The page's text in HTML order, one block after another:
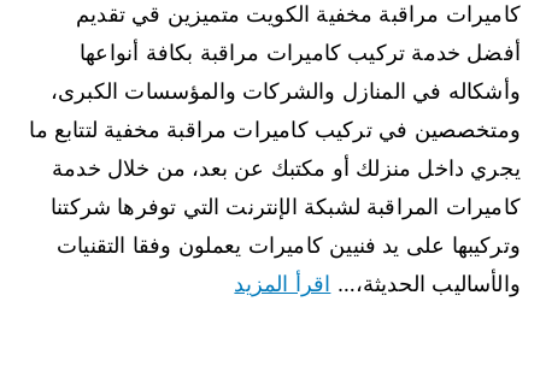
كاميرات مراقبة مخفية الكويت متميزين قي تقديم
أفضل خدمة تركيب كاميرات مراقبة بكافة أنواعها
وأشكاله في المنازل والشركات والمؤسسات الكبرى،
ومتخصصين في تركيب كاميرات مراقبة مخفية لتتابع ما
يجري داخل منزلك أو مكتبك عن بعد، من خلال خدمة
كاميرات المراقبة لشبكة الإنترنت التي توفرها شركتنا
وتركيبها على يد فنيين كاميرات يعملون وفقا التقنيات
والأساليب الحديثة،… اقرأ المزيد